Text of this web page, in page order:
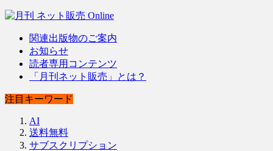
関連出版物のご案内
お知らせ
読者専用コンテンツ
「月刊ネット販売」とは？
注目キーワード
AI
送料無料
サブスクリプション